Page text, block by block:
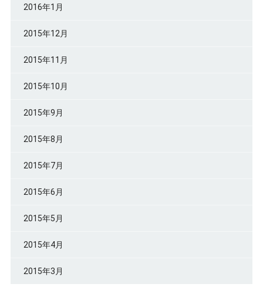
2016年1月
2015年12月
2015年11月
2015年10月
2015年9月
2015年8月
2015年7月
2015年6月
2015年5月
2015年4月
2015年3月